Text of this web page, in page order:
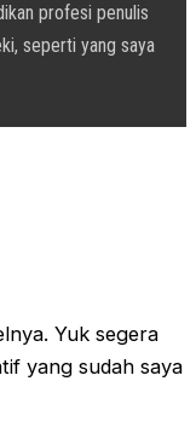
profesi penulis
seperti yang saya
Yuk segera
yang sudah saya